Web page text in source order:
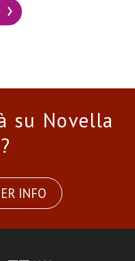
su Novella
INFO